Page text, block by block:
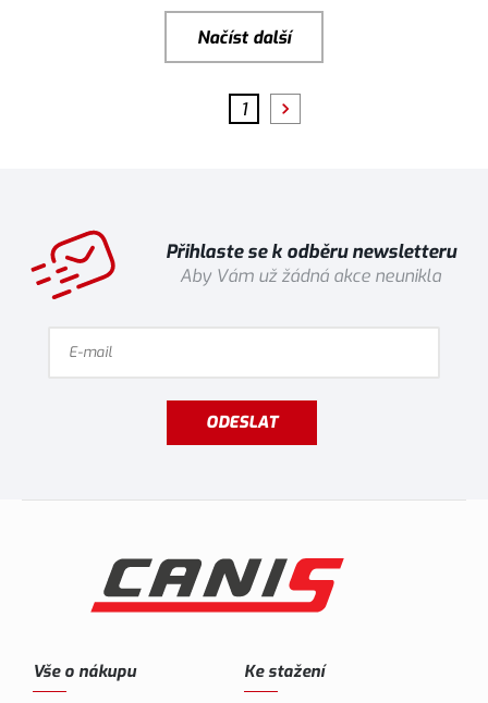
Načíst další
1
Přihlaste se k odběru newsletteru
Aby Vám už žádná akce neunikla
ODESLAT
Vše o nákupu Ke stažení